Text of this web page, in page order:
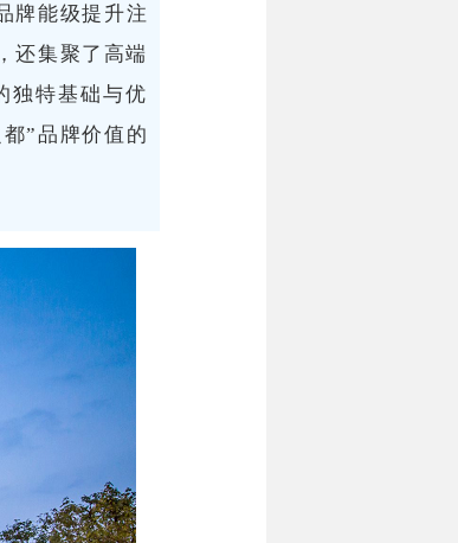
牌能级提升注
还集聚了高端
独特基础与优
”品牌价值的